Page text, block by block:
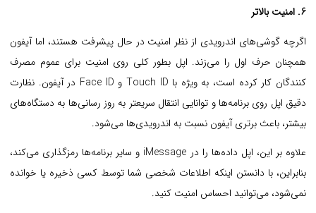
6. امنیت بالاتر
اگرچه گوشی‌های اندرویدی از نظر امنیت در حال پیشرفت هستند، اما آیفون
همچنان حرف اول را می‌زند. اپل بطور کلی روی امنیت برای عموم مصرف
کنندگان کار کرده است، به ویژه با Touch ID و Face ID در آیفون.
نظارت
دقیق اپل روی برنامه‌ها و توانایی انتقال سریعتر به روز رسانی‌ها به دستگاه‌های
بیشتر، باعث برتری آیفون نسبت به اندرویدی‌ها می‌شود.
علاوه بر این، اپل داده‌ها را در iMessage و سایر برنامه‌ها رمزگذاری می‌کند،
بنابراین، با دانستن اینکه اطلاعات شخصی شما توسط کسی ذخیره یا خوانده
نمی‌شود، می‌توانید احساس امنیت کنید.